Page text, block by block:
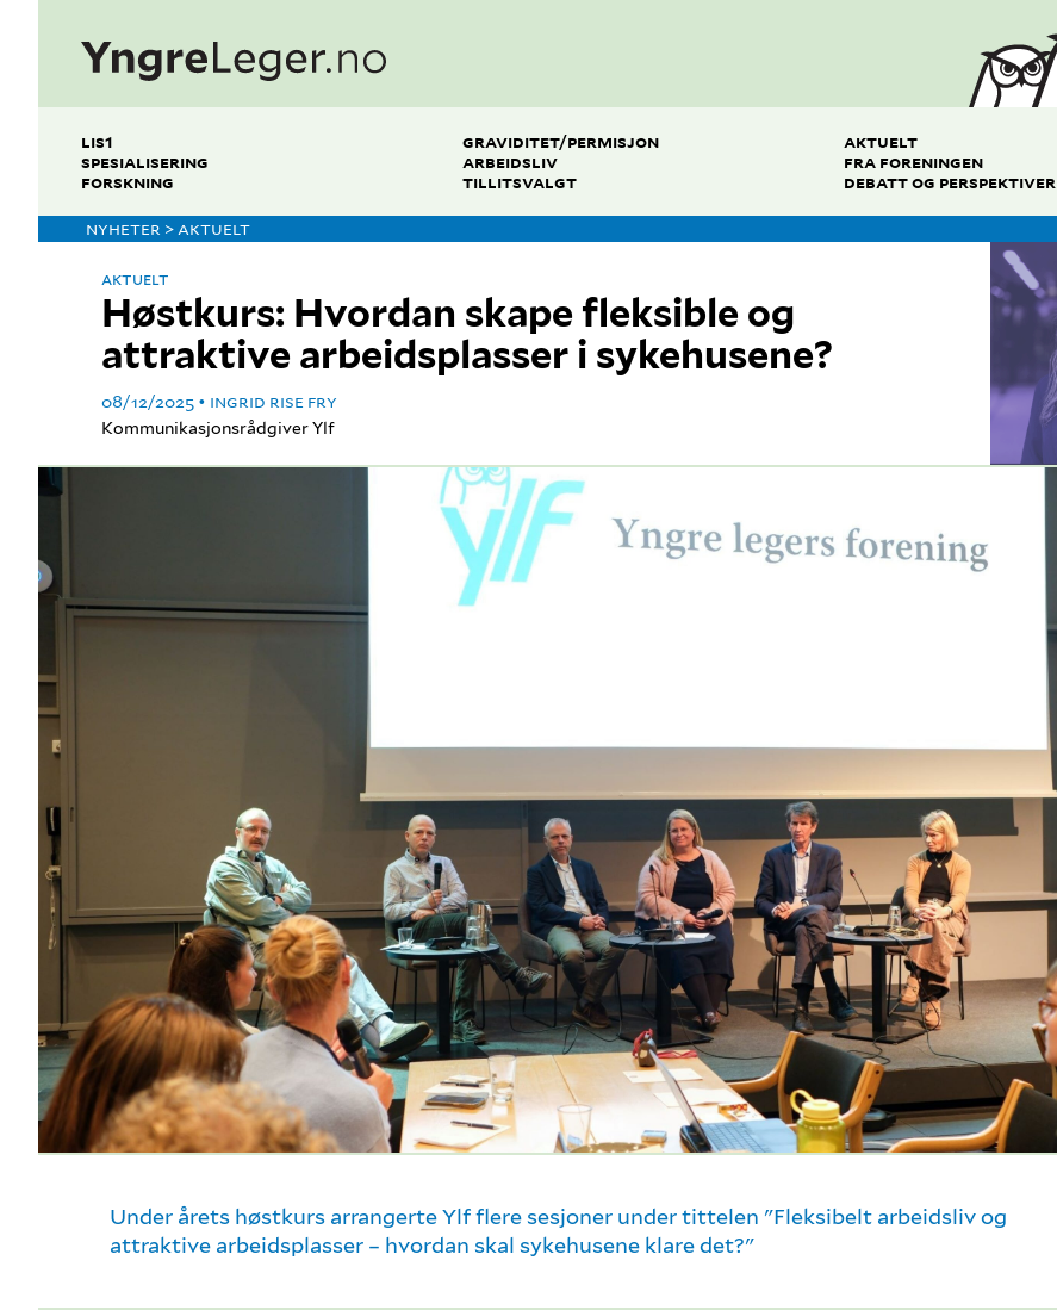
LIS1
SPESIALISERING
FORSKNING
GRAVIDITET/PERMISJON
ARBEIDSLIV
TILLITSVALGT
AKTUELT
FRA FORENINGEN
DEBATT OG PERSPEKTIVER
NYHETER > AKTUELT
Høstkurs: Hvordan skape fleksible og
attraktive arbeidsplasser i sykehusene?
AKTUELT
08/12/2025 INGRID RISE FRY
Kommunikasjonsrådgiver Ylf
Under årets høstkurs arrangerte Ylf flere sesjoner under tittelen "Fleksibelt arbeidsliv og
attraktive arbeidsplasser – hvordan skal sykehusene klare det?"